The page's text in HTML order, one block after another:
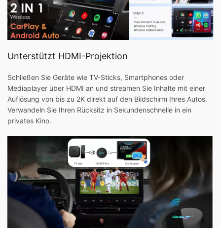
Unterstützt HDMI-Projektion
Schließen Sie Geräte wie TV-Sticks, Smartphones oder
Mediaplayer über HDMI an und streamen Sie Inhalte mit einer
Auflösung von bis zu 2K direkt auf den Bildschirm Ihres Autos.
Verwandeln Sie Ihren Rücksitz in Sekundenschnelle in ein
privates Kino.